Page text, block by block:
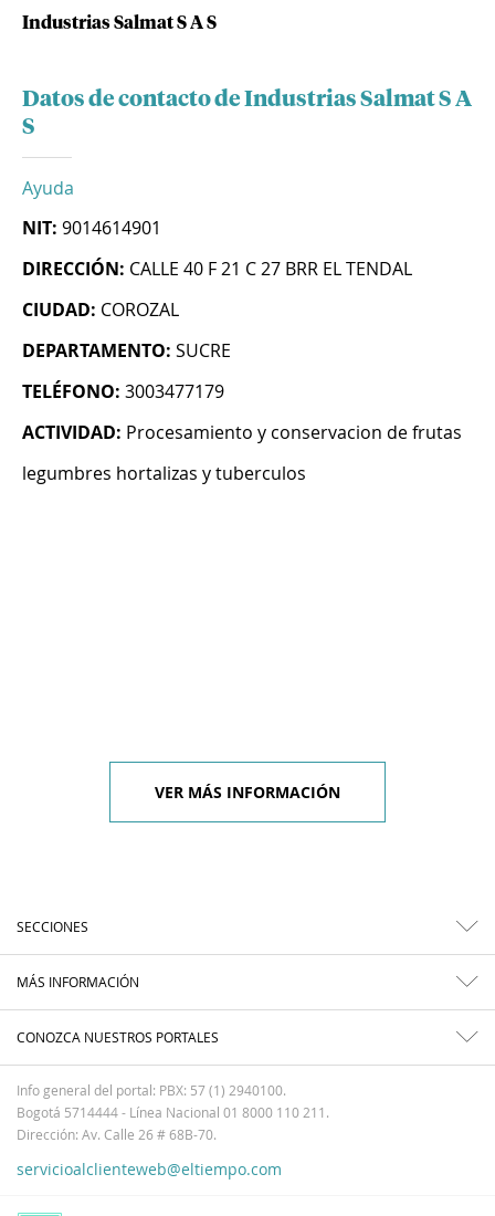
Industrias Salmat S A S
Datos de contacto de Industrias Salmat S A
S
Ayuda
NIT: 9014614901
DIRECCIÓN: CALLE 40 F 21 C 27 BRR EL TENDAL
CIUDAD: COROZAL
DEPARTAMENTO: SUCRE
TELÉFONO: 3003477179
ACTIVIDAD: Procesamiento y conservacion de frutas
legumbres hortalizas y tuberculos
VER MÁS INFORMACIÓN
SECCIONES
MÁS INFORMACIÓN
CONOZCA NUESTROS PORTALES
Info general del portal: PBX: 57 (1) 2940100.
Bogotá 5714444 - Línea Nacional 01 8000 110 211.
Dirección: Av. Calle 26 # 68B-70.
servicioalclienteweb@eltiempo.com